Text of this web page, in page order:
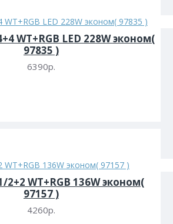
WT+RGB LED 228W эконом(
97835 )
6390р.
WT+RGB 136W эконом(
97157 )
4260р.